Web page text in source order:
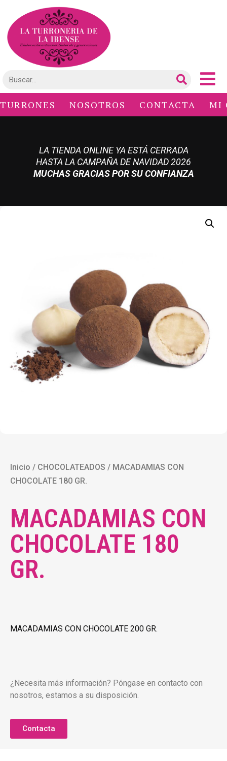
TURRONES NOSOTROS CONTACTA MI
LA TIENDA ONLINE YA ESTÁ CERRADA
HASTA LA CAMPAÑA DE NAVIDAD 2026
MUCHAS GRACIAS POR SU CONFIANZA
Inicio / CHOCOLATEADOS / MACADAMIAS CON
CHOCOLATE 180 GR.
MACADAMIAS CON
CHOCOLATE 180
GR.
MACADAMIAS CON CHOCOLATE 200 GR.
¿Necesita más información? Póngase en contacto con
nosotros, estamos a su disposición.
Contacta